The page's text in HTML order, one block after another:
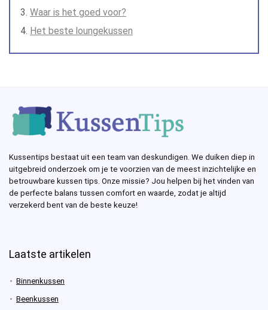
Waar is het goed voor?
Het beste loungekussen
Kussentips bestaat uit een team van deskundigen. We duiken diep in
uitgebreid onderzoek om je te voorzien van de meest inzichtelijke en
betrouwbare kussen tips. Onze missie? Jou helpen bij het vinden van
de perfecte balans tussen comfort en waarde, zodat je altijd
verzekerd bent van de beste keuze!
Laatste artikelen
Binnenkussen
Beenkussen